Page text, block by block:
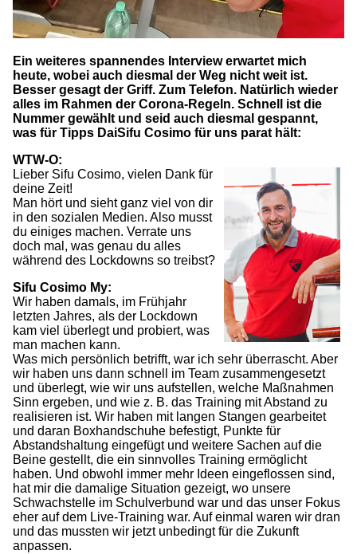
Ein weiteres spannendes Interview erwartet mich
heute, wobei auch diesmal der Weg nicht weit ist.
Besser gesagt der Griff. Zum Telefon. Natürlich wieder
alles im Rahmen der Corona-Regeln. Schnell ist die
Nummer gewählt und seid auch diesmal gespannt,
was für Tipps DaiSifu Cosimo für uns parat hält:
WTW-O:
Lieber Sifu Cosimo, vielen Dank für
deine Zeit!
Man hört und sieht ganz viel von dir
in den sozialen Medien. Also musst
du einiges machen. Verrate uns
doch mal, was genau du alles
während des Lockdowns so treibst?
Sifu Cosimo My:
Wir haben damals, im Frühjahr
letzten Jahres, als der Lockdown
kam viel überlegt und probiert, was
man machen kann.
Was mich persönlich betrifft, war ich sehr überrascht. Aber
wir haben uns dann schnell im Team zusammengesetzt
und überlegt, wie wir uns aufstellen, welche Maßnahmen
Sinn ergeben, und wie z. B. das Training mit Abstand zu
realisieren ist. Wir haben mit langen Stangen gearbeitet
und daran Boxhandschuhe befestigt, Punkte für
Abstandshaltung eingefügt und weitere Sachen auf die
Beine gestellt, die ein sinnvolles Training ermöglicht
haben. Und obwohl immer mehr Ideen eingeflossen sind,
hat mir die damalige Situation gezeigt, wo unsere
Schwachstelle im Schulverbund war und das unser Fokus
eher auf dem Live-Training war. Auf einmal waren wir dran
und das mussten wir jetzt unbedingt für die Zukunft
anpassen.